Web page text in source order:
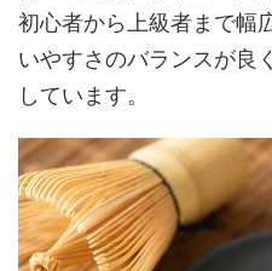
初心者から上級者まで幅
いやすさのバランスが良
しています。